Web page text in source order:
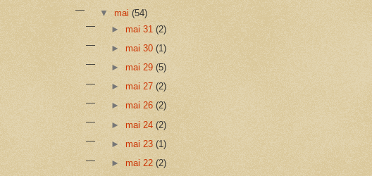
▼mai(54)
► mai 31 (2)
► mai 30 (1)
► mai 29 (5)
► mai 27 (2)
► mai 26 (2)
► mai 24 (2)
► mai 23 (1)
► mai 22 (2)